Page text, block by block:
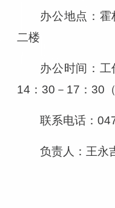
办公地点：
二楼
办公时间：
14：30－17：30
联系电话：
负责人 ：王永